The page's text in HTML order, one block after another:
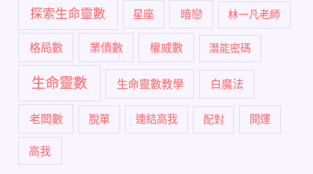
探索生命靈數 星座 暗戀 林一凡老師
格局數 業債數 權威數 潛能密碼
生命靈數 生命靈數教學 白魔法
老闆數 脫單 連結高我 配對 開運
高我